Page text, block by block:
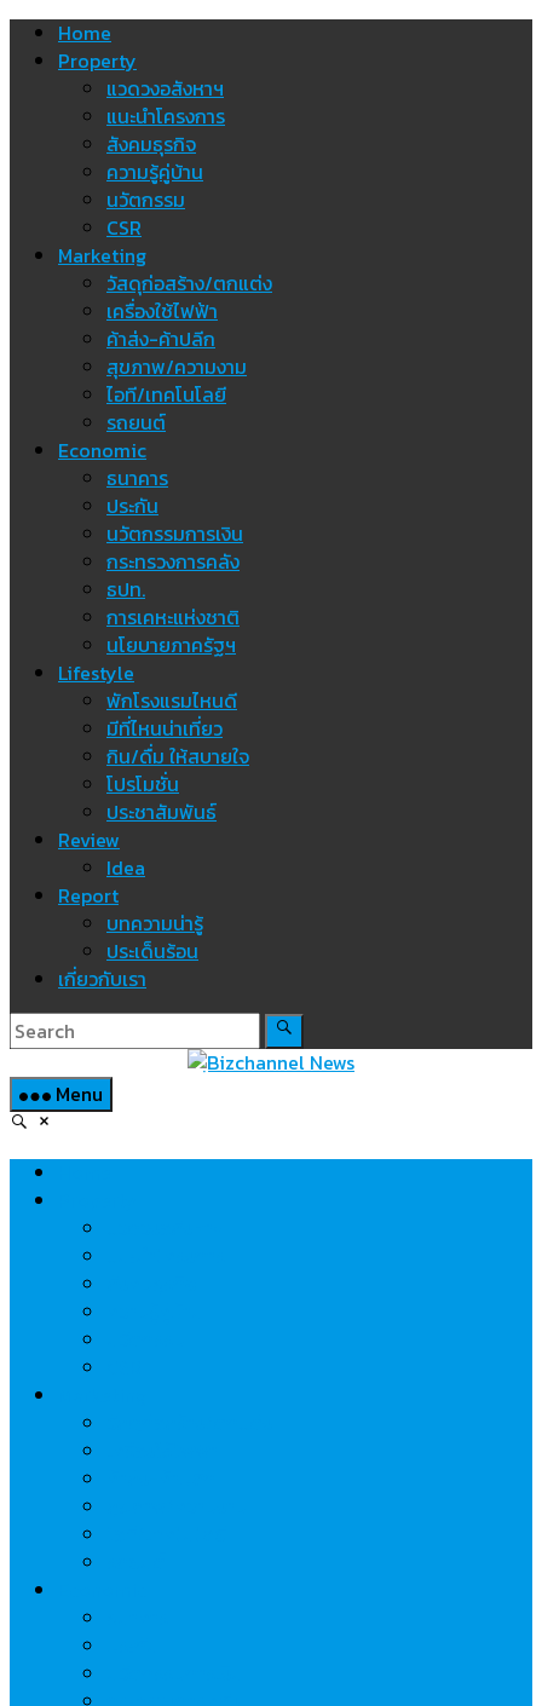
Skip Home
Property
แวดวงอสังหาฯ
แนะนำโครงการ
สังคมธุรกิจ
ความรู้คู่บ้าน
นวัตกรรม
CSR
Marketing
วัสดุก่อสร้าง/ตกแต่ง
เครื่องใช้ไฟฟ้า
ค้าส่ง-ค้าปลีก
สุขภาพ/ความงาม
ไอที/เทคโนโลยี
รถยนต์
Economic
ธนาคาร
ประกัน
นวัตกรรมการเงิน
กระทรวงการคลัง
ธปท.
การเคหะแห่งชาติ
นโยบายภาครัฐฯ
Lifestyle
พักโรงแรมไหนดี
มีที่ไหนน่าเที่ยว
กิน/ดื่ม ให้สบายใจ
โปรโมชั่น
ประชาสัมพันธ์
Review
Idea
Report
บทความน่ารู้
ประเด็นร้อน
เกี่ยวกับเรา
Menu